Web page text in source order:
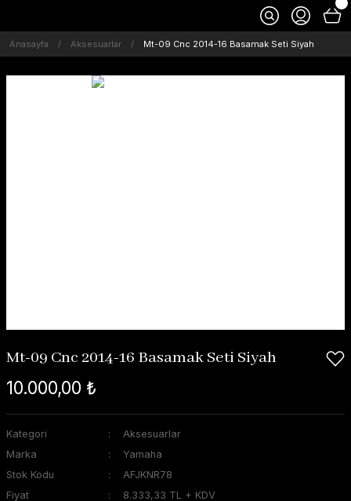
Anasayfa Aksesuarlar Mt-09 Cnc 2014-16 Basamak Seti Siyah
Mt-09 Cnc 2014-16 Basamak Seti Siyah
10.000,00 ₺
Kategori
Aksesuarlar
Marka
Yamaha
Stok Kodu
AFJKNR78
Fiyat
8.333,33 TL + KDV